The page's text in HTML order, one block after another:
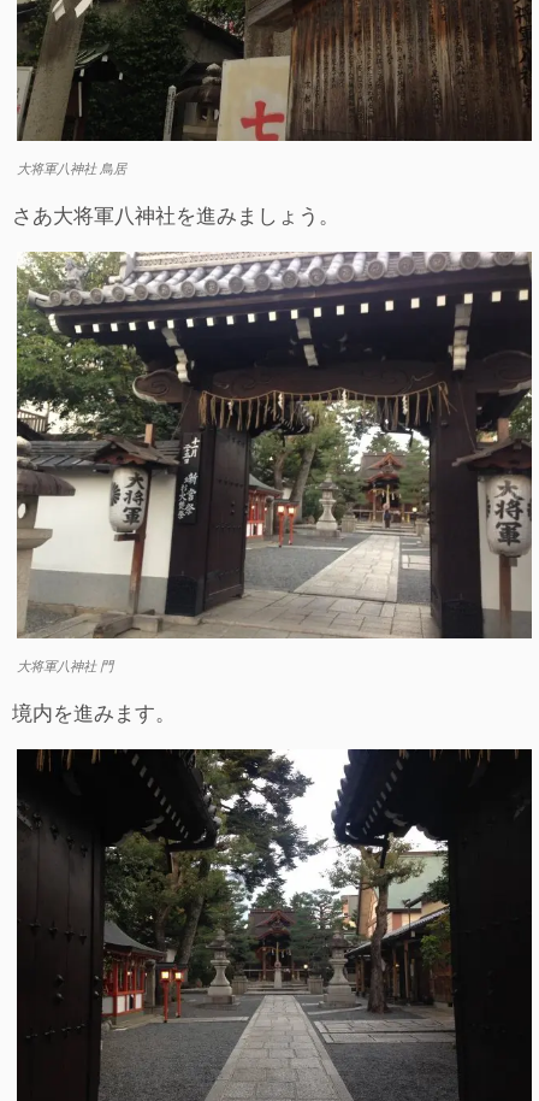
大将軍八神社 鳥居
さあ大将軍八神社を進みましょう。
大将軍八神社 門
境内を進みます。